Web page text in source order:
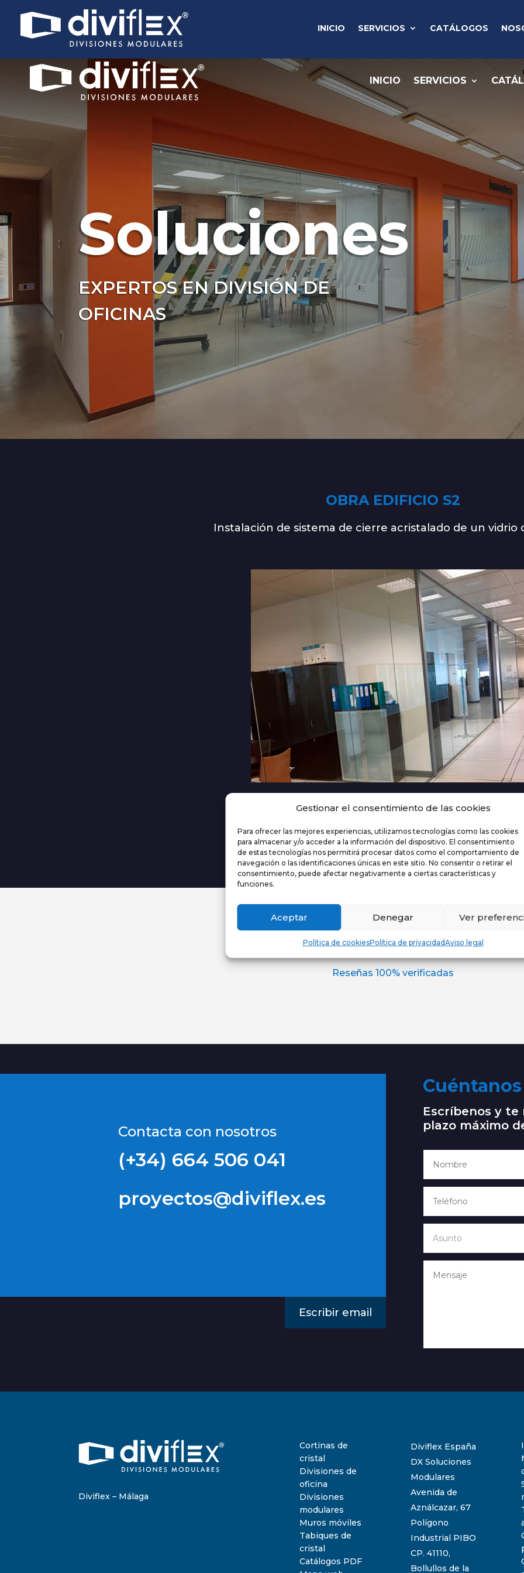
Gestionar el consentimiento de las cookies
Para ofrecer las mejores experiencias, utilizamos tecnologías como las cookies
para almacenar y/o acceder a la información del dispositivo. El consentimiento
de estas tecnologías nos permitirá procesar datos como el comportamiento de
navegación o las identificaciones únicas en este sitio. No consentir o retirar el
consentimiento, puede afectar negativamente a ciertas características y
funciones.
Aceptar Denegar Ver
Política de cookiesPolítica de privacidadAviso legal
INICIO SERVICIOS CATÁLOGOS
INICIO SERVICIOS
Soluciones
EXPERTOS EN DIVISIÓN DE
OFICINAS
OBRA EDIFICIO S2
Instalación de sistema de cierre acristalado de un vidrio
Volver a proyectos
Nuestros clientes opinan…
Reseñas 100% verificadas
Contacta con nosotros
(+34) 664 506 041
proyectos@diviflex.es
Escribir email
Escríbenos y
plazo máximo
Diviflex – Málaga
Cortinas de
cristal
Divisiones de
oficina
Divisiones
modulares
Muros móviles
Tabiques de
cristal
Catálogos PDF
Diviflex España
DX Soluciones
Modulares
Avenida de
Aználcazar, 67
Polígono
Industrial PIBO
CP. 41110,
Bollullos de la